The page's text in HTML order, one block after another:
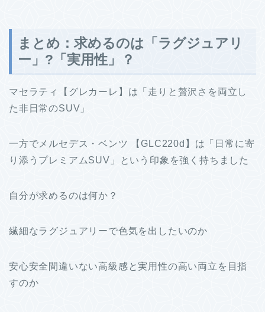
まとめ：求めるのは「ラグジュアリ
ー」?「実用性」？
マセラティ【グレカーレ】は「走りと贅沢さを両立し
た非日常のSUV」
一方でメルセデス・ベンツ 【GLC220d】は「日常に寄
り添うプレミアムSUV」という印象を強く持ちました
自分が求めるのは何か？
繊細なラグジュアリーで色気を出したいのか
安心安全間違いない高級感と実用性の高い両立を目指
すのか